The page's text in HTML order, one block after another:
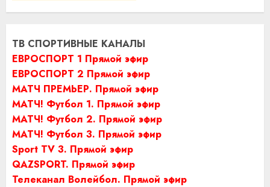
ТВ СПОРТИВНЫЕ КАНАЛЫ
ЕВРОСПОРТ 1 Прямой эфир
ЕВРОСПОРТ 2 Прямой эфир
МАТЧ ПРЕМЬЕР. Прямой эфир
МАТЧ! Футбол 1. Прямой эфир
МАТЧ! Футбол 2. Прямой эфир
МАТЧ! Футбол 3. Прямой эфир
Sport TV 3. Прямой эфир
QAZSPORT. Прямой эфир
Телеканал Волейбол. Прямой эфир